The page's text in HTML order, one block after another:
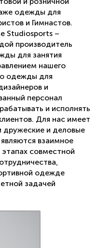
одежды для
и Гимнастов.
Studiosports –
производитель
для занятия
нашего
одежды для
и
персонал
и исполнять
Для нас имеет
дружеские и деловые
взаимное
совместной
одежде
задачей